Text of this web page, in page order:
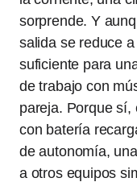
sorprende. Y
salida se reduce
suficiente para
de trabajo con
pareja. Porque sí,
con batería
de autonomía,
a otros equipos